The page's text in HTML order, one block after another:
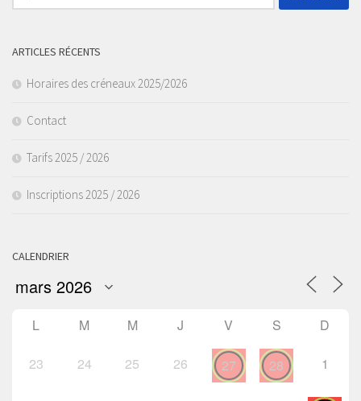
ARTICLES RÉCENTS
Horaires des créneaux 2025/2026
Contact
Tarifs 2025 / 2026
Inscriptions 2025 / 2026
CALENDRIER
L M M J V S D
23 24 25 26 27 28 1